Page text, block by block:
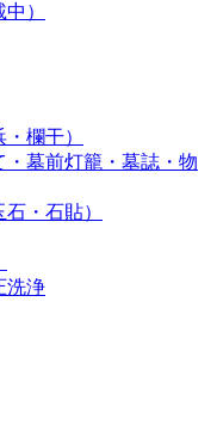
）
欄干）
墓前灯籠・墓誌・物
・石貼）
洗浄